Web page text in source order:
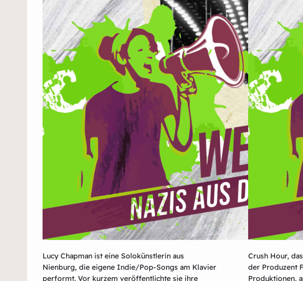
Lucy Chapman ist eine Solokünstlerin aus
Nienburg, die eigene Indie/Pop-Songs am Klavier
performt. Vor kurzem veröffentlichte sie ihre
Crush Hour,
der Produzent
Produktionen,